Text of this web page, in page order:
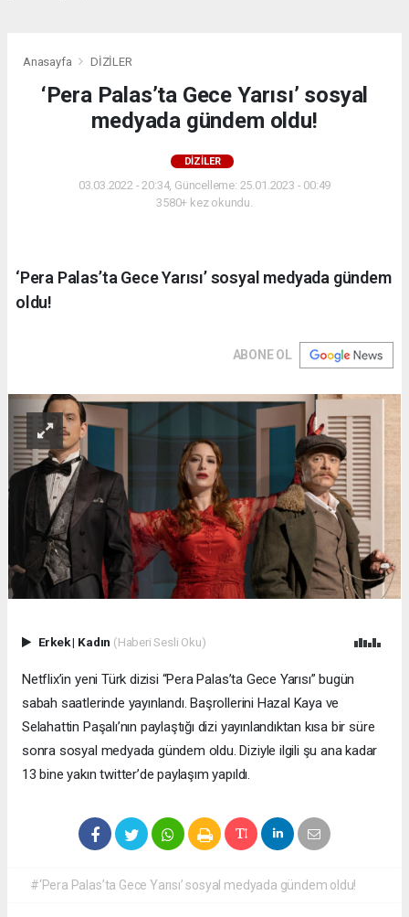
Anasayfa DİZİLER
‘Pera Palas’ta Gece Yarısı’ sosyal
medyada gündem oldu!
DİZİLER
03.03.2022 - 20:34, Güncelleme: 25.01.2023 - 00:49
3580+ kez okundu.
‘Pera Palas’ta Gece Yarısı’ sosyal medyada gündem
oldu!
ABONE OL
Erkek| Kadın (Haberi Sesli Oku)
Netflix’in yeni Türk dizisi “Pera Palas’ta Gece Yarısı” bugün
sabah saatlerinde yayınlandı. Başrollerini Hazal Kaya ve
Selahattin Paşalı’nın paylaştığı dizi yayınlandıktan kısa bir süre
sonra sosyal medyada gündem oldu. Diziyle ilgili şu ana kadar
13 bine yakın twitter’de paylaşım yapıldı.
#‘Pera Palas’ta Gece Yarısı’ sosyal medyada gündem oldu!